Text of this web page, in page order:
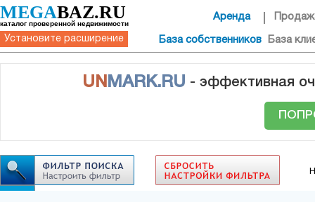
MEGABAZ.RU
каталог проверенной недвижимости
Установите расширение
Аренда
База собственников База
UN MARK.RU - эффективная